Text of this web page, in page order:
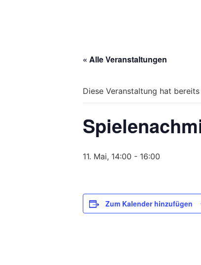
« Alle Veranstaltungen
Diese Veranstaltung hat
11. Mai, 14:00 - 16:00
Zum Kalender hinzufügen